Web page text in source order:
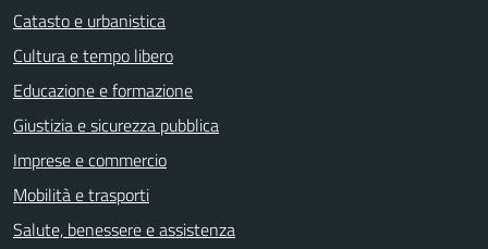
Catasto e urbanistica
Cultura e tempo libero
Educazione e formazione
Giustizia e sicurezza pubblica
Imprese e commercio
Mobilità e trasporti
Salute, benessere e assistenza